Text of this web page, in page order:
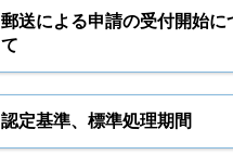
郵送による申請の受付開始に
て
認定基準、標準処理期間